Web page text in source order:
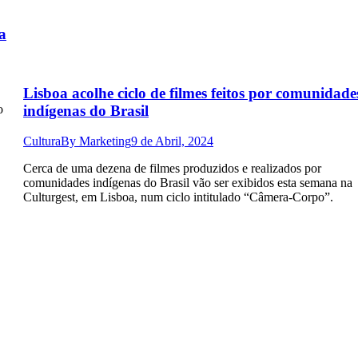
Lisboa acolhe ciclo de filmes feitos por
indígenas do Brasil
CulturaBy Marketing9 de Abril, 2024
Cerca de uma dezena de filmes produzidos e realizados por
comunidades indígenas do Brasil vão ser exibidos esta semana na
Culturgest, em Lisboa, num ciclo intitulado “Câmera-Corpo”.